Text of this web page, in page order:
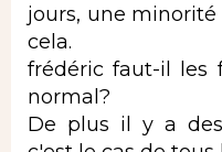
jours, une
cela.
frédéric faut-il les
normal?
De plus il y a